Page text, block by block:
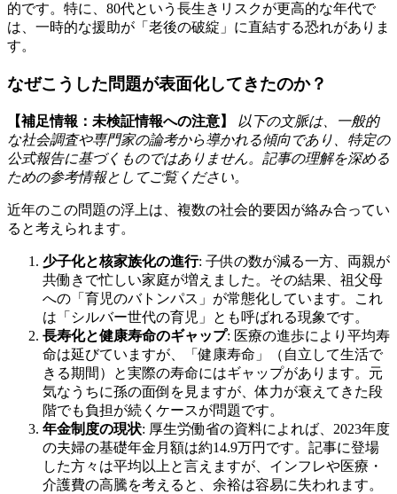
的です。特に、80代という長生きリスクが更高的な年代で
は、一時的な援助が「老後の破綻」に直結する恐れがありま
す。
なぜこうした問題が表面化してきたのか？
【補足情報：未検証情報への注意】
以下の文脈は、一般的
な社会調査や専門家の論考から導かれる傾向であり、特定の
公式報告に基づくものではありません。記事の理解を深める
ための参考情報としてご覧ください。
近年のこの問題の浮上は、複数の社会的要因が絡み合ってい
ると考えられます。
少子化と核家族化の進行: 子供の数が減る一方、両親が
共働きで忙しい家庭が増えました。その結果、祖父母
への「育児のバトンパス」が常態化しています。これ
は「シルバー世代の育児」とも呼ばれる現象です。
長寿化と健康寿命のギャップ: 医療の進歩により平均寿
命は延びていますが、「健康寿命」（自立して生活で
きる期間）と実際の寿命にはギャップがあります。元
気なうちに孫の面倒を見ますが、体力が衰えてきた段
階でも負担が続くケースが問題です。
年金制度の現状: 厚生労働省の資料によれば、2023年度
の夫婦の基礎年金月額は約14.9万円です。記事に登場
した方々は平均以上と言えますが、インフレや医療・
介護費の高騰を考えると、余裕は容易に失われます。